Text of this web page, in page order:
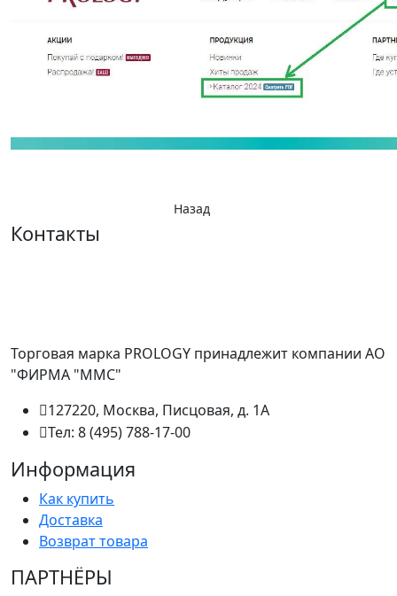
Назад
Контакты
Торговая марка PROLOGY принадлежит компании АО
"ФИРМА "ММС"
127220, Москва, Писцовая, д. 1А
Тел: 8 (495) 788-17-00
Информация
Как купить
Доставка
Возврат товара
ПАРТНËРЫ